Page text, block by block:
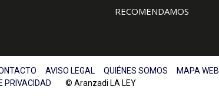
RECOMENDAMOS
AVISO LEGAL QUIÉNES SOMOS MAPA WEB
PRIVACIDAD © Aranzadi LA LEY